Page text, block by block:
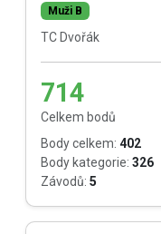
Muži B
TC Dvořák
714
Celkem bodů
Body celkem: 402
Body kategorie: 326
Závodů: 5